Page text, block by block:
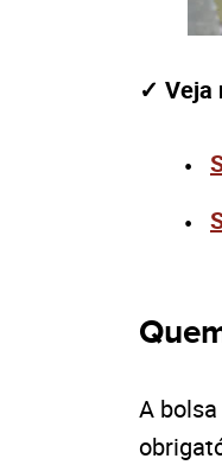
✓ Veja
A